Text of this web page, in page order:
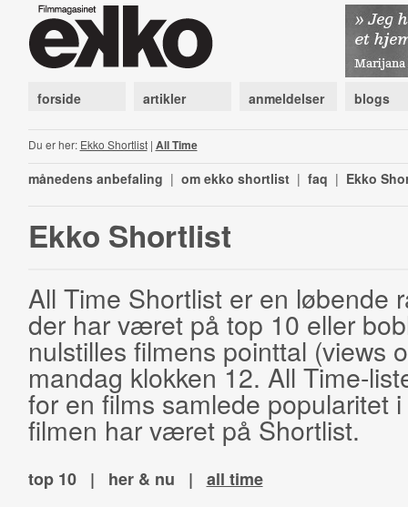
forside artikler anmeldelser blogs
Du er her: Ekko Shortlist| All Time
månedens anbefaling | om ekko shortlist | faq | Ekko
Ekko Shortlist
All Time Shortlist er en løbende
der har været på top 10 eller
nulstilles filmens pointtal (views
mandag klokken 12. All Time-
for en films samlede popularitet
filmen har været på Shortlist.
top 10 | her & nu | all time